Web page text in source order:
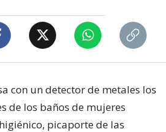
con un detector de metales los
de los baños de mujeres
picaporte de las